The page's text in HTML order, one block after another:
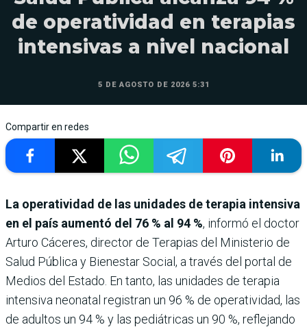
de operatividad en terapias
intensivas a nivel nacional
5 DE AGOSTO DE 2026 5:31
Compartir en redes
La operatividad de las unidades de terapia intensiva
en el país aumentó del 76 % al 94 %, informó el doctor
Arturo Cáceres, director de Terapias del Ministerio de
Salud Pública y Bienestar Social, a través del portal de
Medios del Estado. En tanto, las unidades de terapia
intensiva neonatal registran un 96 % de operatividad, las
de adultos un 94 % y las pediátricas un 90 %, reflejando